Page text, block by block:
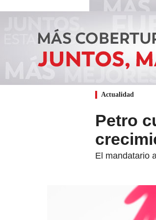
Actualidad
Petro
El mandatario